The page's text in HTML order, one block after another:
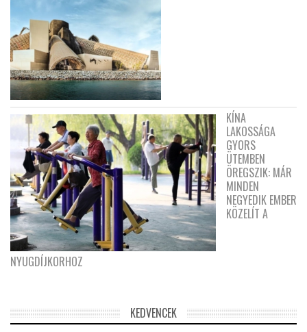
KÍNA
LAKOSSÁGA
GYORS
ÜTEMBEN
ÖREGSZIK: MÁR
MINDEN
NEGYEDIK EMBER
KÖZELÍT A
NYUGDÍJKORHOZ
KEDVENCEK